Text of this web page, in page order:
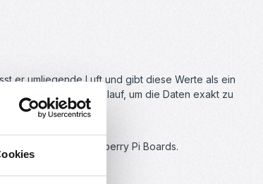
er umliegende Luft und gibt diese Werte als ein
eine genauen Zeitablauf, um die Daten exakt zu
mit ESP und Raspberry Pi Boards.